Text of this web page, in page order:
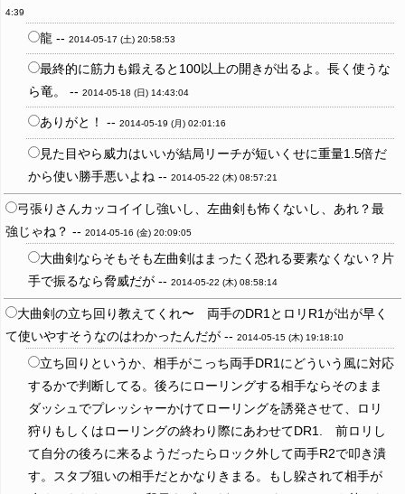
4:39
龍 -- 2014-05-17 (土) 20:58:53
最終的に筋力も鍛えると100以上の開きが出るよ。長く使うな
ら竜。 -- 2014-05-18 (日) 14:43:04
ありがと！ -- 2014-05-19 (月) 02:01:16
見た目やら威力はいいが結局リーチが短いくせに重量1.5倍だ
から使い勝手悪いよね -- 2014-05-22 (木) 08:57:21
弓張りさんカッコイイし強いし、左曲剣も怖くないし、あれ？最
強じゃね？ -- 2014-05-16 (金) 20:09:05
大曲剣ならそもそも左曲剣はまったく恐れる要素なくない？片
手で振るなら脅威だが -- 2014-05-22 (木) 08:58:14
大曲剣の立ち回り教えてくれ〜 両手のDR1とロリR1が出が早く
て使いやすそうなのはわかったんだが -- 2014-05-15 (木) 19:18:10
立ち回りというか、相手がこっち両手DR1にどういう風に対応
するかで判断してる。後ろにローリングする相手ならそのまま
ダッシュでプレッシャーかけてローリングを誘発させて、ロリ
狩りもしくはローリングの終わり際にあわせてDR1. 前ロリし
て自分の後ろに来るようだったらロック外して両手R2で叩き潰
す。スタブ狙いの相手だとかなりきまる。もし躱されて相手が